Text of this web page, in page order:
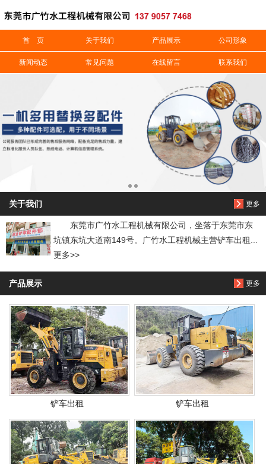
首 页 关于我们 产品展示 公司形象
新闻动态 常见问题 在线留言 联系我们
更多
关于我们
东莞市广竹水工程机械有限公司，坐落于东莞市东
坑镇东坑大道南149号。广竹水工程机械主营铲车出租...
更多>>
更多
产品展示
铲车出租 铲车出租
信息搜索
搜索